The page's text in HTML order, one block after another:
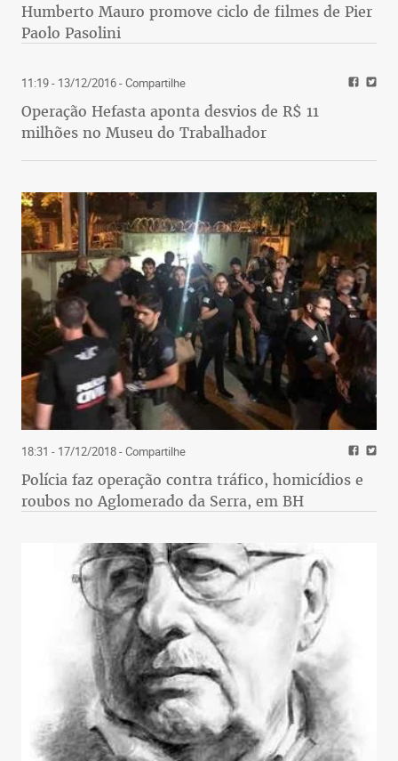
Humberto Mauro promove ciclo de filmes de Pier
Paolo Pasolini
11:19 - 13/12/2016- Compartilhe
Operação Hefasta aponta desvios de R$ 11
milhões no Museu do Trabalhador
18:31 - 17/12/2018- Compartilhe
Polícia faz operação contra tráfico, homicídios e
roubos no Aglomerado da Serra, em BH